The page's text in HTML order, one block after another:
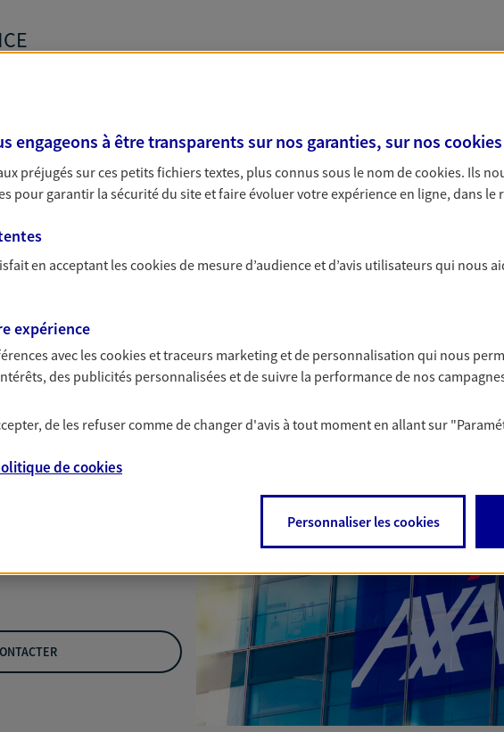
Nous rencontrer
engageons à être transparents sur nos garanties, sur nos
préjugés sur ces petits fichiers textes, plus connus sous le nom decookies. Ils
pour garantir la sécurité du site et faire évoluer votre expérience en ligne, dans le
en acceptant lescookiesde mesure d’audience et d’avis utilisateurs qui nous
expérience
avec lescookies et traceurs marketing et de personnalisation qui nous
des publicités personnalisées et de suivre la performance de nos
de les refuser comme de changer d'avis à tout moment en allant sur
decookies
Personnaliser les cookies